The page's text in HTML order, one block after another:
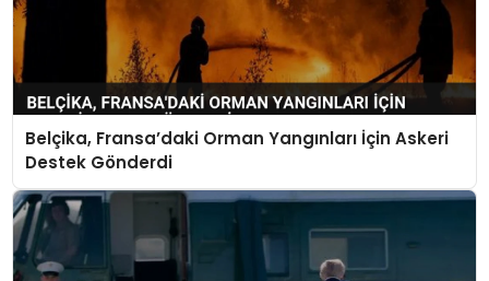
Belçika, Fransa’daki Orman Yangınları İçin Askeri
Destek Gönderdi